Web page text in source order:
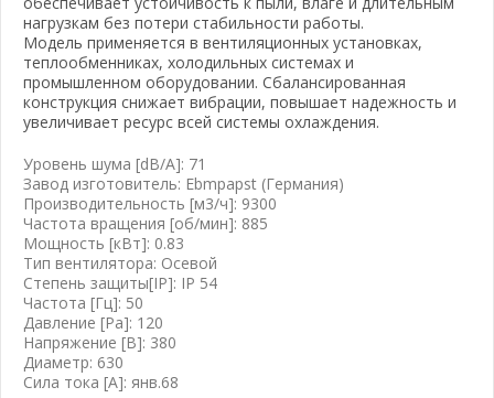
нагрузкам без потери стабильности работы.
Модель применяется в вентиляционных установках,
теплообменниках, холодильных системах и
промышленном оборудовании. Сбалансированная
конструкция снижает вибрации, повышает надежность и
увеличивает ресурс всей системы охлаждения.
Уровень шума [dB/A]: 71
Завод изготовитель: Ebmpapst (Германия)
Производительность [м3/ч]: 9300
Частота вращения [об/мин]: 885
Мощность [кВт]: 0.83
Тип вентилятора: Осевой
Степень защиты[IP]: IP 54
Частота [Гц]: 50
Давление [Pa]: 120
Напряжение [B]: 380
Диаметр: 630
Сила тока [А]: янв.68
почту